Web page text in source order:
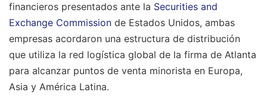
financieros presentados ante la Securities and
Exchange Commission de Estados Unidos, ambas
empresas acordaron una estructura de distribución
que utiliza la red logística global de la firma de Atlanta
para alcanzar puntos de venta minorista en Europa,
Asia y América Latina.